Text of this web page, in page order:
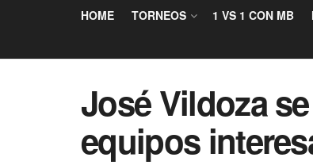
HOME TORNEOS 1 VS 1 CON MB
José Vildoza
equipos